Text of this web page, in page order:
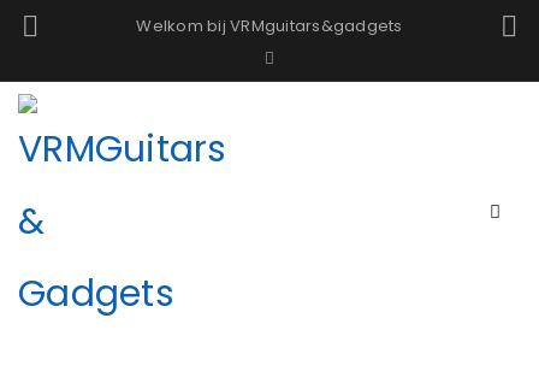
Welkom bij VRMguitars&gadgets